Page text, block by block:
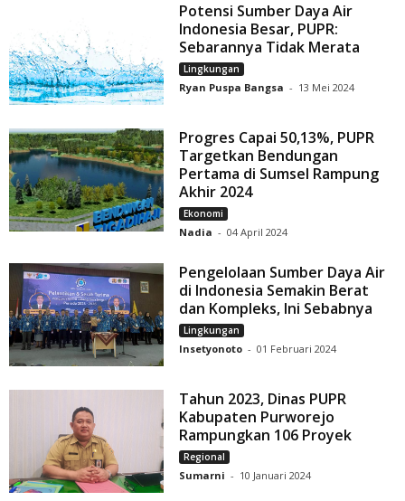
Potensi Sumber Daya Air
Indonesia Besar, PUPR:
Sebarannya Tidak Merata
Lingkungan
Ryan Puspa Bangsa - 13 Mei 2024
Progres Capai 50,13%, PUPR
Targetkan Bendungan
Pertama di Sumsel Rampung
Akhir 2024
Ekonomi
Nadia - 04 April 2024
Pengelolaan Sumber Daya Air
di Indonesia Semakin Berat
dan Kompleks, Ini Sebabnya
Lingkungan
Insetyonoto - 01 Februari 2024
Tahun 2023, Dinas PUPR
Kabupaten Purworejo
Rampungkan 106 Proyek
Regional
Sumarni - 10 Januari 2024